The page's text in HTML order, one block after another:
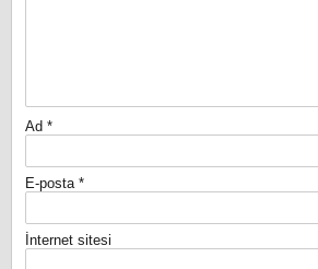
Ad *
E-posta *
İnternet sitesi